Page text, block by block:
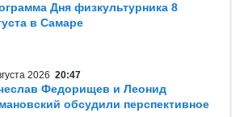
Дня физкультурника 8
в Самаре
2026 20:47
Федорищев и Леонид
обсудили перспективное